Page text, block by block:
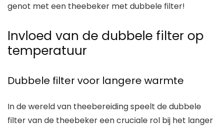
genot met een theebeker met dubbele filter!
Invloed van de dubbele filter op
temperatuur
Dubbele filter voor langere warmte
In de wereld van theebereiding speelt de dubbele
filter van de theebeker een cruciale rol bij het langer